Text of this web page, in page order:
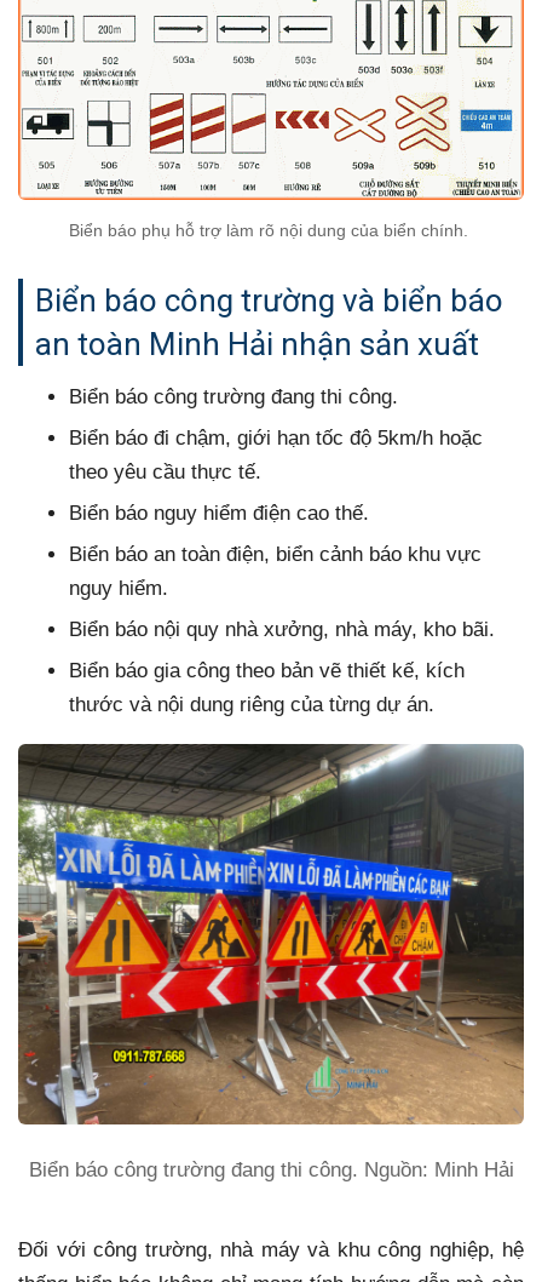
Biển báo phụ hỗ trợ làm rõ nội dung của biển chính.
Biển báo công trường và biển báo
an toàn Minh Hải nhận sản xuất
Biển báo công trường đang thi công.
Biển báo đi chậm, giới hạn tốc độ 5km/h hoặc
theo yêu cầu thực tế.
Biển báo nguy hiểm điện cao thế.
Biển báo an toàn điện, biển cảnh báo khu vực
nguy hiểm.
Biển báo nội quy nhà xưởng, nhà máy, kho bãi.
Biển báo gia công theo bản vẽ thiết kế, kích
thước và nội dung riêng của từng dự án.
Biển báo công trường đang thi công. Nguồn: Minh Hải
Đối với công trường, nhà máy và khu công nghiệp, hệ